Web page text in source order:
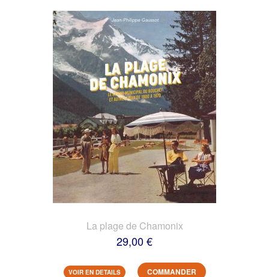
La plage de Chamonix
29,00 €
VOIR EN DETAILS COMMANDER